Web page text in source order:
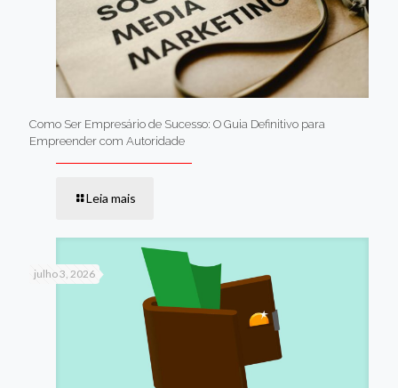
Como Ser Empresário de Sucesso: O Guia Definitivo para
Empreender com Autoridade
Leia mais
julho 3, 2026